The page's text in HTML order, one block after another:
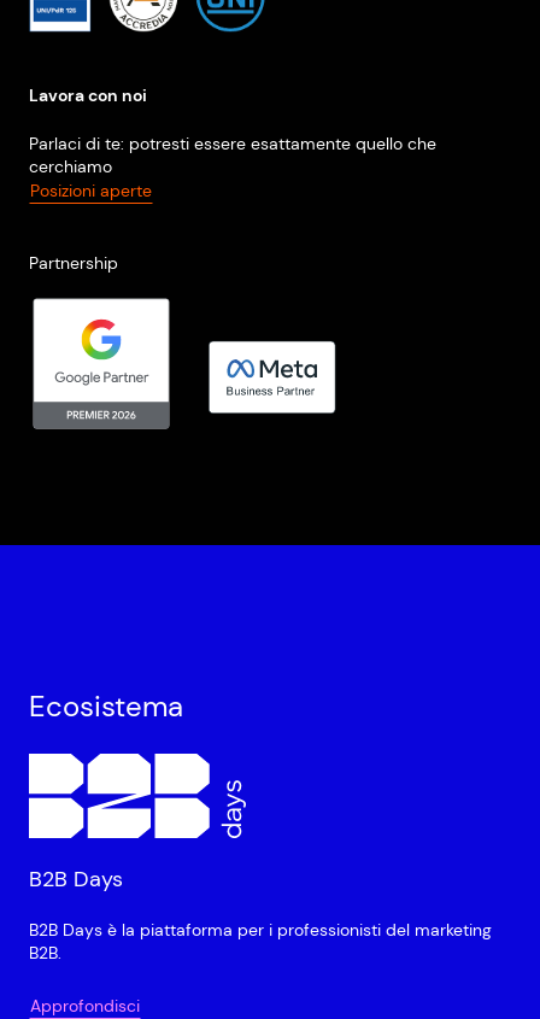
Lavora con noi
Parlaci di te: potresti essere esattamente quello che
cerchiamo
Posizioni aperte
Partnership
Ecosistema
B2B Days
B2B Days è la piattaforma per i professionisti del marketing
B2B.
Approfondisci